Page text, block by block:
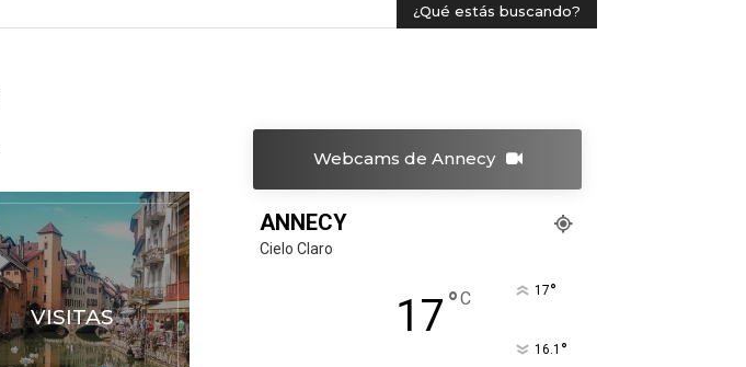
¿Qué estás buscando?
VISITAS
Webcams de Annecy
ANNECY
Cielo Claro
17°C 17°
16.1 °